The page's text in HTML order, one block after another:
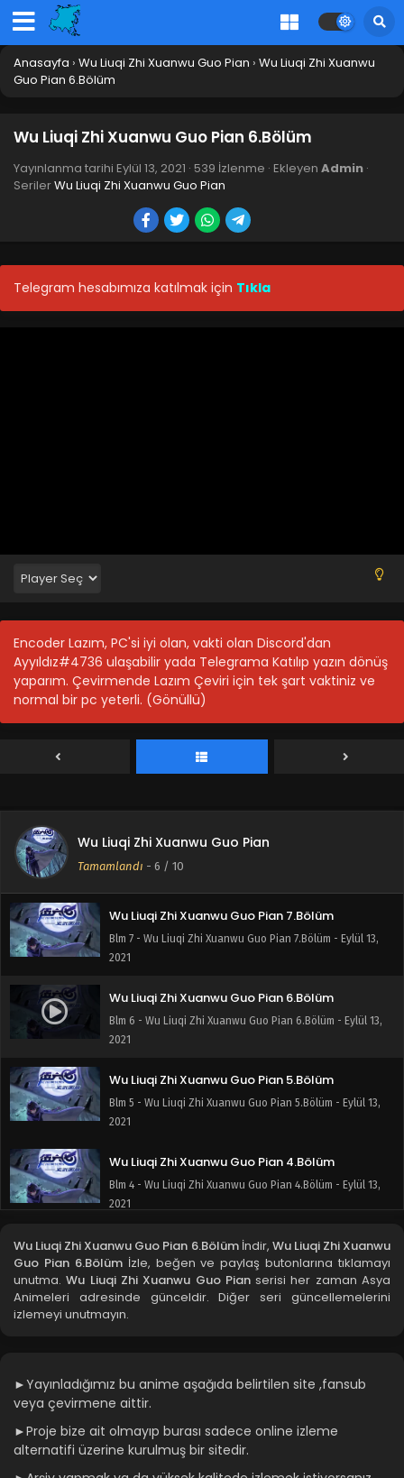
Anasayfa › Wu Liuqi Zhi Xuanwu Guo Pian › Wu Liuqi Zhi Xuanwu
Guo Pian 6.Bölüm
Wu Liuqi Zhi Xuanwu Guo Pian 6.Bölüm
Yayınlanma tarihi Eylül 13, 2021 · 539 İzlenme · Ekleyen Admin ·
SerilerWu Liuqi Zhi Xuanwu Guo Pian
Telegram hesabımıza katılmak için Tıkla
Encoder Lazım, PC'si iyi olan, vakti olan Discord'dan
Ayyıldız#4736 ulaşabilir yada Telegrama Katılıp yazın dönüş
yaparım. Çevirmende Lazım Çeviri için tek şart vaktiniz ve
normal bir pc yeterli. (Gönüllü)
Wu Liuqi Zhi Xuanwu Guo Pian
Tamamlandı - 6 / 10
Wu Liuqi Zhi Xuanwu Guo Pian 10.Bölüm Final
Blm 10 - Wu Liuqi Zhi Xuanwu Guo Pian 10.Bölüm - Eylül 13,
Wu Liuqi Zhi Xuanwu Guo Pian 9.Bölüm
Blm 9 - Wu Liuqi Zhi Xuanwu Guo Pian 9.Bölüm - Eylül 13,
Wu Liuqi Zhi Xuanwu Guo Pian 8.Bölüm
Wu Liuqi Zhi Xuanwu Guo Pian 7.Bölüm
Blm 7 - Wu Liuqi Zhi Xuanwu Guo Pian 7.Bölüm - Eylül 13,
2021
Wu Liuqi Zhi Xuanwu Guo Pian 6.Bölüm
Blm 6 - Wu Liuqi Zhi Xuanwu Guo Pian 6.Bölüm - Eylül 13,
2021
Wu Liuqi Zhi Xuanwu Guo Pian 5.Bölüm
Blm 5 - Wu Liuqi Zhi Xuanwu Guo Pian 5.Bölüm - Eylül 13,
2021
Wu Liuqi Zhi Xuanwu Guo Pian 4.Bölüm
Blm 4 - Wu Liuqi Zhi Xuanwu Guo Pian 4.Bölüm - Eylül 13,
2021
Wu Liuqi Zhi Xuanwu Guo Pian 3.Bölüm
Blm 3 - Wu Liuqi Zhi Xuanwu Guo Pian 3.Bölüm - Eylül 13,
2021
Wu Liuqi Zhi Xuanwu Guo Pian 2.Bölüm
Wu Liuqi Zhi Xuanwu Guo Pian 1.Bölüm
Blm 1 - Wu Liuqi Zhi Xuanwu Guo Pian 1.Bölüm - Eylül 13,
2021
Wu Liuqi Zhi Xuanwu Guo Pian 6.Bölümİndir, Wu Liuqi Zhi Xuanwu
Guo Pian 6.Bölümİzle, beğen ve paylaş butonlarına tıklamayı
unutma.Wu Liuqi Zhi Xuanwu Guo Pianserisi her zaman Asya
Animeleri adresinde günceldir. Diğer seri güncellemelerini
izlemeyi unutmayın.
►Yayınladığımız bu anime aşağıda belirtilen site ,fansub
veya çevirmene aittir.
►Proje bize ait olmayıp burası sadece online izleme
alternatifi üzerine kurulmuş bir sitedir.